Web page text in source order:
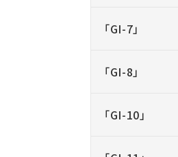
「GI-7」
「GI-8」
「GI-10」